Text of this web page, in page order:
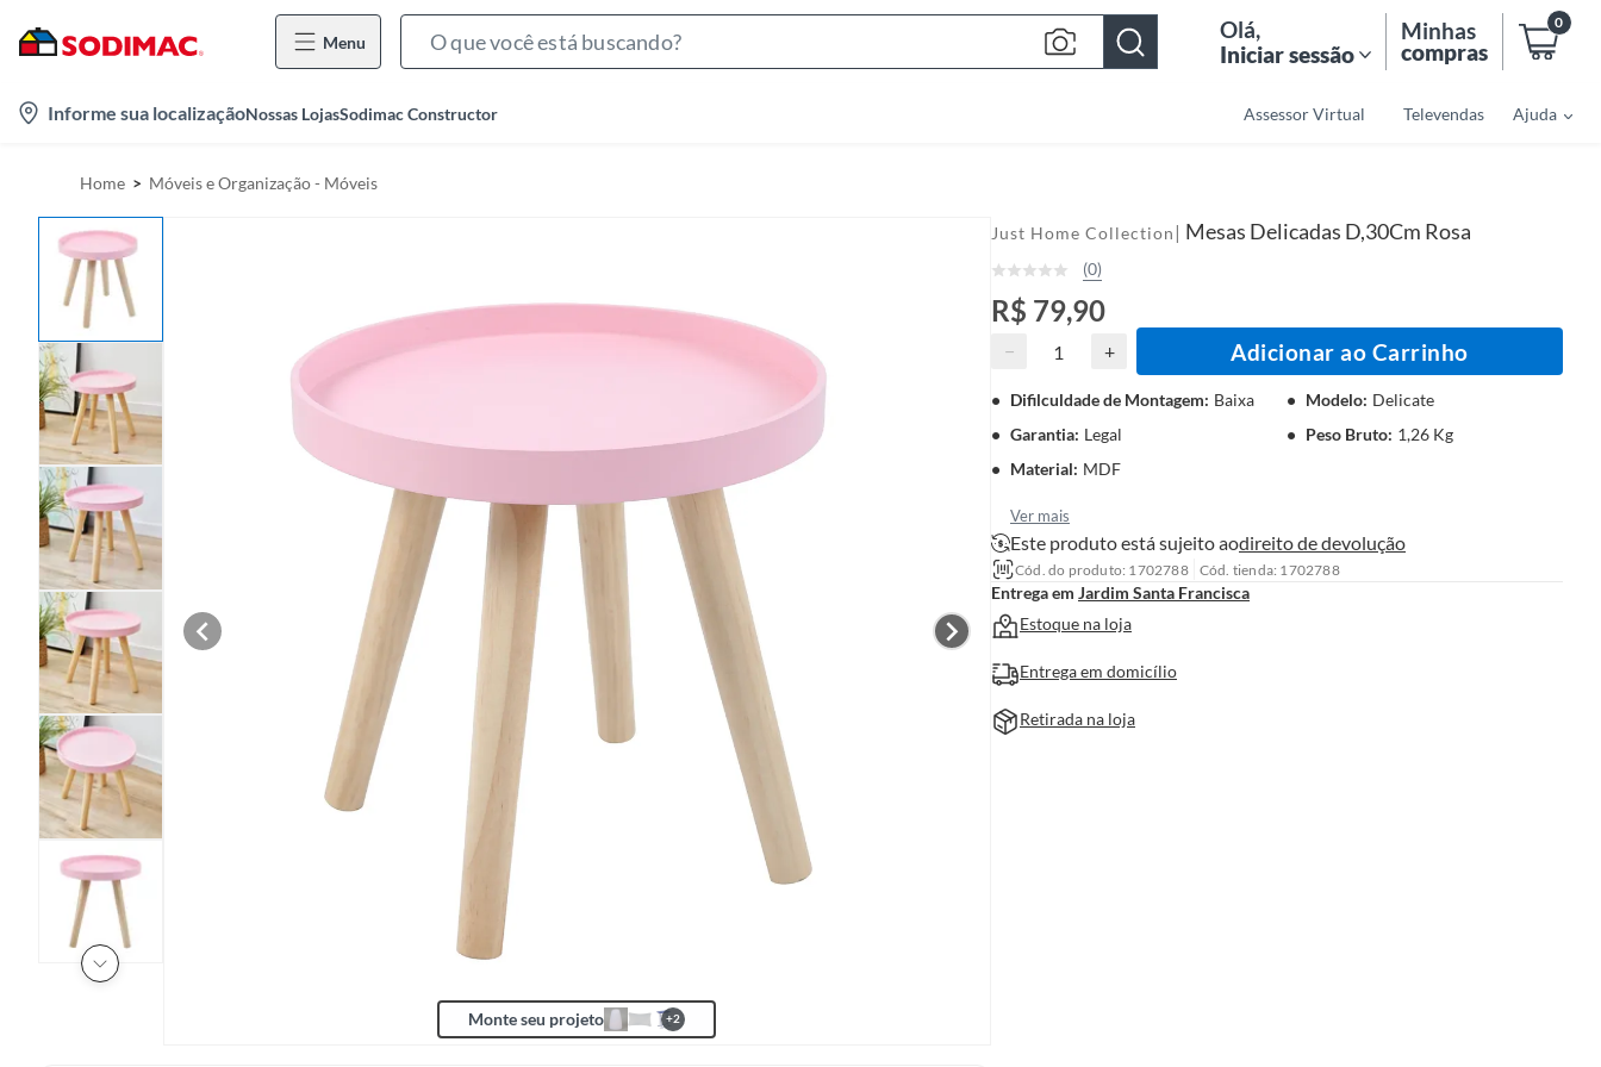
Menu Olá,
Iniciar sessão
Minhas
compras
0
Informe sua localizaçãoNossas LojasSodimac Constructor Assessor Virtual Televendas Ajuda
Home Móveis e Organização - Móveis
Monte seu projeto +2
Just Home Collection | Mesas Delicadas D,30Cm Rosa
(0)
R$ 79,90
− + Adicionar ao Carrinho
Difilculdade de Montagem: Baixa Modelo: Delicate
Garantia: Legal Peso Bruto: 1,26 Kg
Material: MDF
Ver mais
Este produto está sujeito aodireito de devolução
Cód. do produto: 1702788 Cód. tienda: 1702788
Entrega em Jardim Santa Francisca
Estoque na loja
Entrega em domicílio
Retirada na loja